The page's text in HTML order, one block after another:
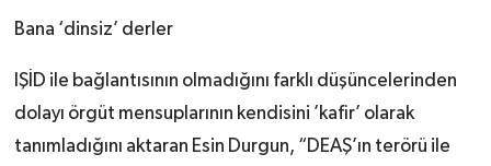
Bana ‘dinsiz’ derler
IŞİD ile bağlantısının olmadığını farklı düşüncelerinden
dolayı örgüt mensuplarının kendisini ’kafir’ olarak
tanımladığını aktaran Esin Durgun, “DEAŞ’ın terörü ile